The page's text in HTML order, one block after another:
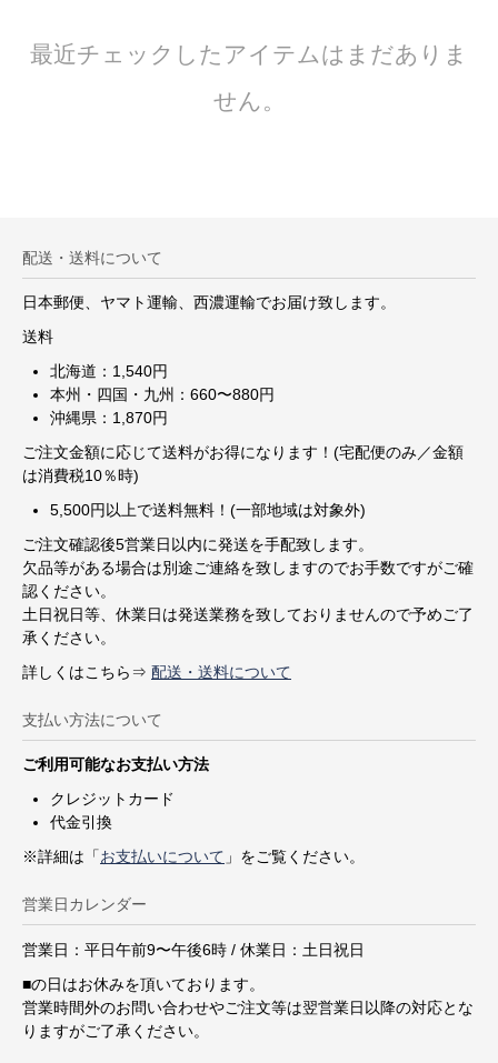
最近チェックしたアイテムはまだありま
せん。
配送・送料について
日本郵便、ヤマト運輸、西濃運輸でお届け致します。
送料
北海道：1,540円
本州・四国・九州：660〜880円
沖縄県：1,870円
ご注文金額に応じて送料がお得になります！(宅配便のみ／金額
は消費税10％時)
5,500円以上で送料無料！(一部地域は対象外)
ご注文確認後5営業日以内に発送を手配致します。
欠品等がある場合は別途ご連絡を致しますのでお手数ですがご確
認ください。
土日祝日等、休業日は発送業務を致しておりませんので予めご了
承ください。
詳しくはこちら⇒ 配送・送料について
支払い方法について
ご利用可能なお支払い方法
クレジットカード
代金引換
※詳細は「お支払いについて 」をご覧ください。
営業日カレンダー
営業日：平日午前9〜午後6時 / 休業日：土日祝日
■の日はお休みを頂いております。
営業時間外のお問い合わせやご注文等は翌営業日以降の対応とな
りますがご了承ください。